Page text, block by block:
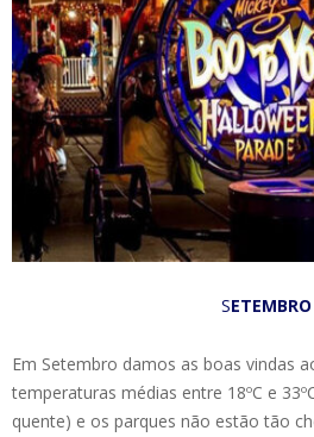
SETEMBRO
Em Setembro damos as boas vindas
temperaturas médias entre 18ºC e
quente) e os parques não estão tão